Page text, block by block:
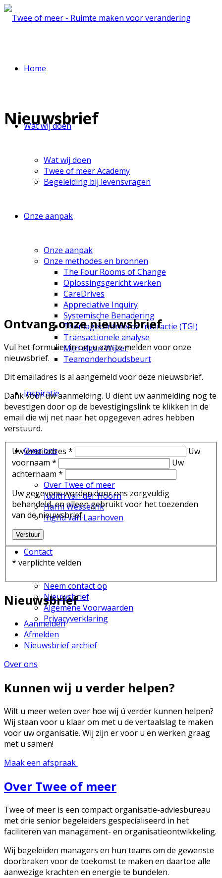
Home
Wat wij doen
Wat wij doen
Twee of meer Academy
Begeleiding bij levensvragen
Onze aanpak
Onze aanpak
Onze methodes en bronnen
The Four Rooms of Change
Oplossingsgericht werken
CareDrives
Appreciative Inquiry
Systemische Benadering
Themagecentreerde Interactie (TGI)
Transactionele analyse
Mijn eigen Wijzer
Teamonderhoudsbeurt
Inspiratie
Over ons
Over Twee of meer
Judith van der Hoorn
Harm Wesselink
Ingrid van Laarhoven
Contact
Neem contact op
Nieuwsbrief
Algemene Voorwaarden
Privacyverklaring
Nieuwsbrief
Ontvang onze nieuwsbrief
Vul het formulier in om u aan te melden voor onze
nieuwsbrief.
Dit emailadres is al aangemeld voor deze nieuwsbrief.
Dank voor uw aanmelding. U dient uw aanmelding nog te
bevestigen door op de bevestigingslink te klikken in de
email die wij net naar het opgegeven adres hebben
verstuurd.
Uw emailadres *
Uw
voornaam *
Uw
achternaam *
Uw gegevens worden door ons zorgvuldig
behandeld, en alleen gebruikt voor het toezenden
van de nieuwsbrief.
Verstuur
* verplichte velden
Nieuwsbrief
Aanmelden
Afmelden
Nieuwsbrief archief
Over ons
Kunnen wij u verder helpen?
Wilt u meer weten over hoe wij ú verder kunnen helpen?
Wij staan voor u klaar om met u de vertaalslag te maken
voor uw organisatie. Wij zijn er voor u en werken graag
met u samen!
Maak een afspraak
Over Twee of meer
Twee of meer is een compact organisatie-adviesbureau
met drie senior begeleiders gespecialiseerd in het
faciliteren van management- en organisatieontwikkeling.
Wij begeleiden managers en hun teams om de gewenste
doorbraken voor de toekomst te maken en daartoe alle
aanwezige krachten en energie te bundelen.